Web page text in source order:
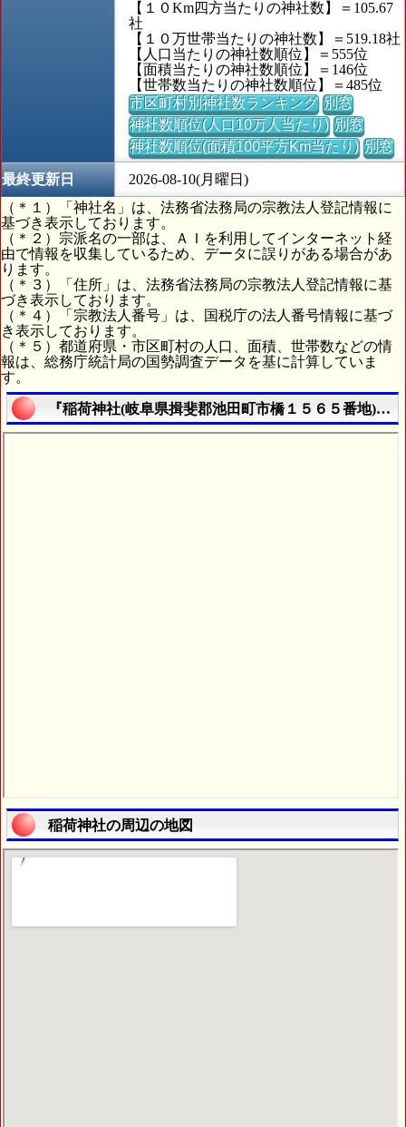
【１０Km四方当たりの神社数】＝105.67
社
【１０万世帯当たりの神社数】＝519.18社
【人口当たりの神社数順位】＝555位
【面積当たりの神社数順位】＝146位
【世帯数当たりの神社数順位】＝485位
市区町村別神社数ランキング 別窓
神社数順位(人口10万人当たり) 別窓
神社数順位(面積100平方Km当たり) 別窓
最終更新日
2026-08-10(月曜日)
（＊１）「神社名」は、法務省法務局の宗教法人登記情報に
基づき表示しております。
（＊２）宗派名の一部は、ＡＩを利用してインターネット経
由で情報を収集しているため、データに誤りがある場合があ
ります。
（＊３）「住所」は、法務省法務局の宗教法人登記情報に基
づき表示しております。
（＊４）「宗教法人番号」は、国税庁の法人番号情報に基づ
き表示しております。
（＊５）都道府県・市区町村の人口、面積、世帯数などの情
報は、総務庁統計局の国勢調査データを基に計算していま
す。
『稲荷神社(岐阜県揖斐郡池田町市橋１５６５番地)』
稲荷神社の周辺の地図